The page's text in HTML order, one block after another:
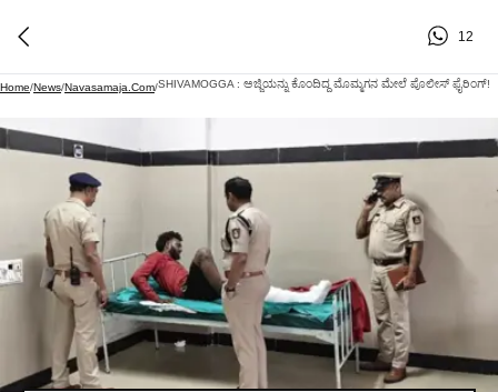
12
Home/News/Navasamaja.com/SHIVAMOGGA : ಅಜ್ಜಿಯನ್ನು ಕೊಂದಿದ್ದ ಮೊಮ್ಮಗನ ಮೇಲೆ ಪೊಲೀಸ್ ಫೈರಿಂಗ್!